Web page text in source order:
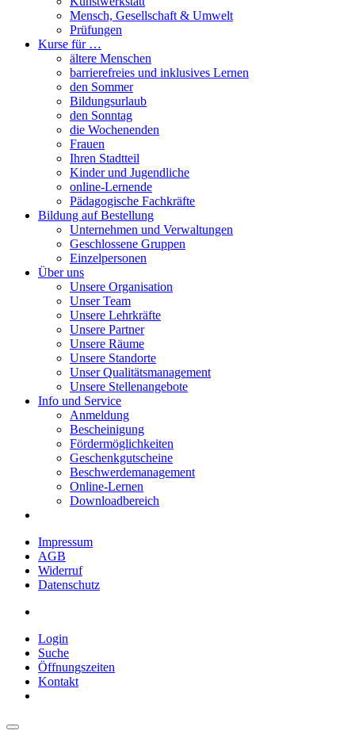
Mensch, Gesellschaft & Umwelt
Prüfungen
Kurse für …
ältere Menschen
barrierefreies und inklusives Lernen
den Sommer
Bildungsurlaub
den Sonntag
die Wochenenden
Frauen
Ihren Stadtteil
Kinder und Jugendliche
online-Lernende
Pädagogische Fachkräfte
Bildung auf Bestellung
Unternehmen und Verwaltungen
Geschlossene Gruppen
Einzelpersonen
Über uns
Unsere Organisation
Unser Team
Unsere Lehrkräfte
Unsere Partner
Unsere Räume
Unsere Standorte
Unser Qualitätsmanagement
Unsere Stellenangebote
Info und Service
Anmeldung
Bescheinigung
Fördermöglichkeiten
Geschenkgutscheine
Beschwerdemanagement
Online-Lernen
Downloadbereich
Impressum
AGB
Widerruf
Datenschutz
Login
Suche
Öffnungszeiten
Kontakt